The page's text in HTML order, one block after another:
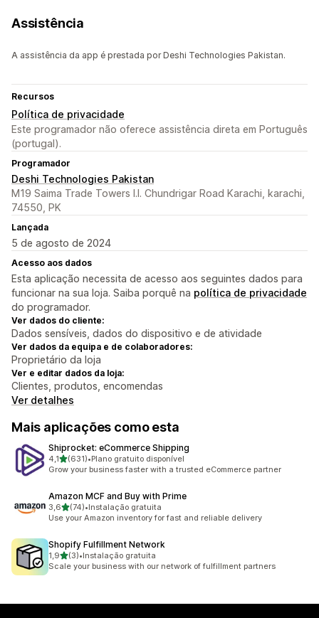
Assistência
A assistência da app é prestada por Deshi Technologies Pakistan.
Recursos
Política de privacidade
Este programador não oferece assistência direta em Português
(portugal).
Programador
Deshi Technologies Pakistan
M19 Saima Trade Towers I.I. Chundrigar Road Karachi, karachi,
74550, PK
Lançada
5 de agosto de 2024
Acesso aos dados
Esta aplicação necessita de acesso aos seguintes dados para
funcionar na sua loja. Saiba porquê na política de privacidade
do programador.
Ver dados do cliente:
Dados sensíveis, dados do dispositivo e de atividade
Ver dados da equipa e de colaboradores:
Proprietário da loja
Ver e editar dados da loja:
Clientes, produtos, encomendas
Ver detalhes
Mais aplicações como esta
Shiprocket: eCommerce Shipping
4,1de 5 estrelas
(631)
631 total de avaliações
•Plano gratuito disponível
Grow your business faster with a trusted eCommerce partner
Amazon MCF and Buy with Prime
3,6de 5 estrelas
(74)
74 total de avaliações
•Instalação gratuita
Use your Amazon inventory for fast and reliable delivery
Shopify Fulfillment Network
1,9de 5 estrelas
(3)
3 total de avaliações
•Instalação gratuita
Scale your business with our network of fulfillment partners